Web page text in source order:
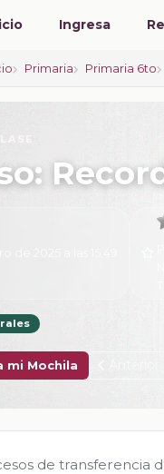
Ingresa
Primaria Primaria 6to
mi Mochila
de transferencia